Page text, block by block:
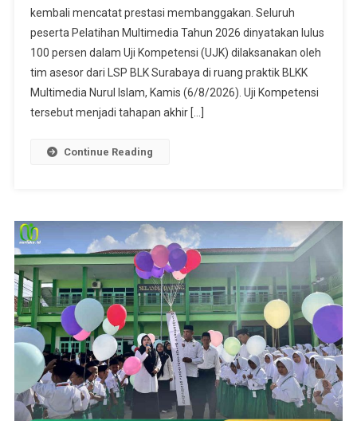
kembali mencatat prestasi membanggakan. Seluruh
peserta Pelatihan Multimedia Tahun 2026 dinyatakan lulus
100 persen dalam Uji Kompetensi (UJK) dilaksanakan oleh
tim asesor dari LSP BLK Surabaya di ruang praktik BLKK
Multimedia Nurul Islam, Kamis (6/8/2026). Uji Kompetensi
tersebut menjadi tahapan akhir […]
Continue Reading